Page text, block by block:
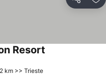
Sdílet
Resort
km >> Trieste